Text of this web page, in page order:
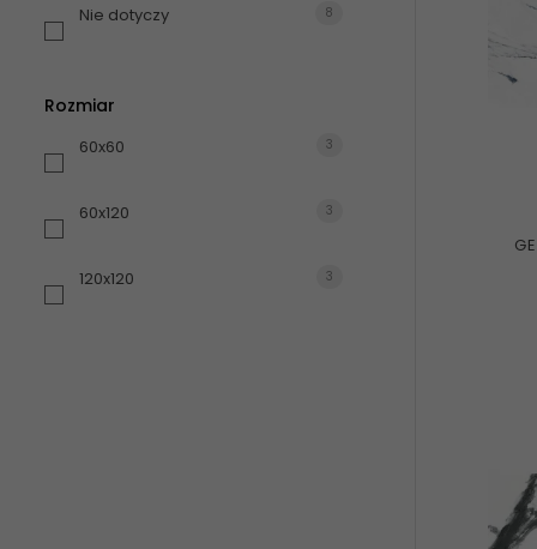
Nie dotyczy 8
Rozmiar
60x60 3
60x120 3
120x120 3